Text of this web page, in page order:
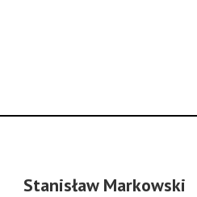
Stanisław Markowski